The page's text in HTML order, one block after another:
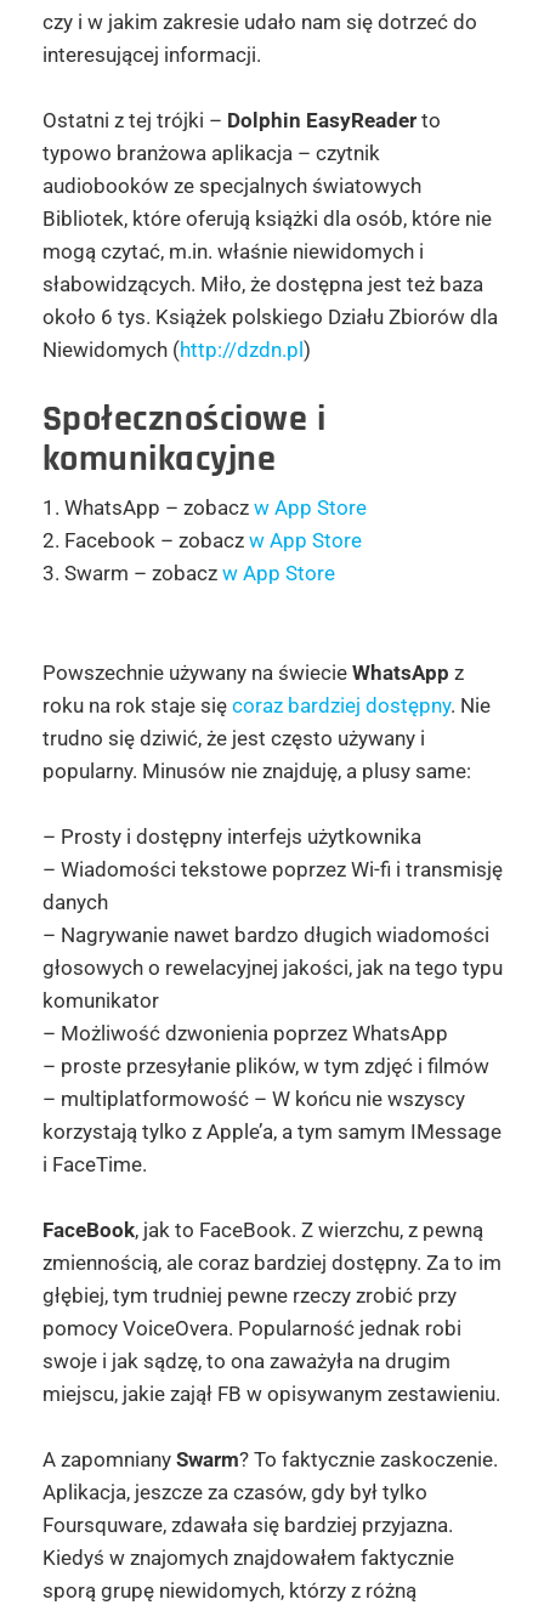
czy i w jakim zakresie udało nam się dotrzeć do
interesującej informacji.
Ostatni z tej trójki – Dolphin EasyReaderto
typowo branżowa aplikacja – czytnik
audiobooków ze specjalnych światowych
Bibliotek, które oferują książki dla osób, które nie
mogą czytać, m.in. właśnie niewidomych i
słabowidzących. Miło, że dostępna jest też baza
około 6 tys. Książek polskiego Działu Zbiorów dla
Niewidomych (http://dzdn.pl )
Społecznościowe i
komunikacyjne
1. WhatsApp – zobacz w App Store
2. Facebook – zobacz w App Store
3. Swarm – zobacz w App Store
Powszechnie używany na świecie WhatsApp z
roku na rok staje się coraz bardziej dostępny. Nie
trudno się dziwić, że jest często używany i
popularny. Minusów nie znajduję, a plusy same:
– Prosty i dostępny interfejs użytkownika
– Wiadomości tekstowe poprzez Wi-fi i transmisję
danych
– Nagrywanie nawet bardzo długich wiadomości
głosowych o rewelacyjnej jakości, jak na tego typu
komunikator
– Możliwość dzwonienia poprzez WhatsApp
– proste przesyłanie plików, w tym zdjęć i filmów
– multiplatformowość – W końcu nie wszyscy
korzystają tylko z Apple’a, a tym samym IMessage
i FaceTime.
FaceBook, jak to FaceBook. Z wierzchu, z pewną
zmiennością, ale coraz bardziej dostępny. Za to im
głębiej, tym trudniej pewne rzeczy zrobić przy
pomocy VoiceOvera. Popularność jednak robi
swoje i jak sądzę, to ona zaważyła na drugim
miejscu, jakie zajął FB w opisywanym zestawieniu.
A zapomniany Swarm? To faktycznie zaskoczenie.
Aplikacja, jeszcze za czasów, gdy był tylko
Foursquware, zdawała się bardziej przyjazna.
Kiedyś w znajomych znajdowałem faktycznie
sporą grupę niewidomych, którzy z różną